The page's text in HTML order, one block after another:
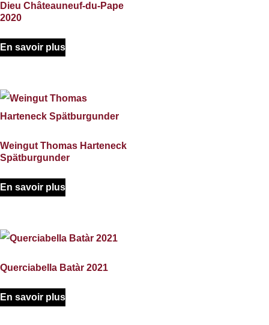
Dieu Châteauneuf-du-Pape
2020
En savoir plus
Weingut Thomas Harteneck
Spätburgunder
En savoir plus
Querciabella Batàr 2021
En savoir plus